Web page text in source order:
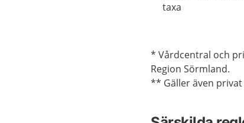
taxa
* Vårdcentral och
Region Sörmland.
** Gäller även